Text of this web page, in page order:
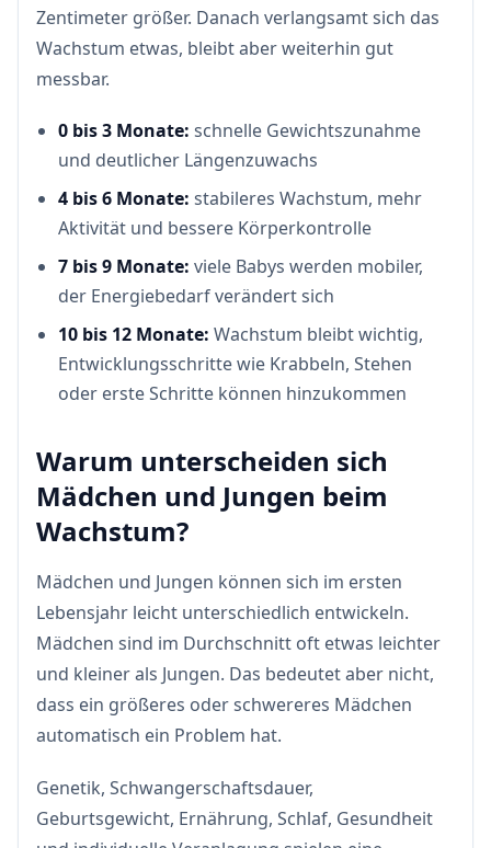
Zentimeter größer. Danach verlangsamt sich das
Wachstum etwas, bleibt aber weiterhin gut
messbar.
0 bis 3 Monate: schnelle Gewichtszunahme
und deutlicher Längenzuwachs
4 bis 6 Monate: stabileres Wachstum, mehr
Aktivität und bessere Körperkontrolle
7 bis 9 Monate: viele Babys werden mobiler,
der Energiebedarf verändert sich
10 bis 12 Monate: Wachstum bleibt wichtig,
Entwicklungsschritte wie Krabbeln, Stehen
oder erste Schritte können hinzukommen
Warum unterscheiden sich
Mädchen und Jungen beim
Wachstum?
Mädchen und Jungen können sich im ersten
Lebensjahr leicht unterschiedlich entwickeln.
Mädchen sind im Durchschnitt oft etwas leichter
und kleiner als Jungen. Das bedeutet aber nicht,
dass ein größeres oder schwereres Mädchen
automatisch ein Problem hat.
Genetik, Schwangerschaftsdauer,
Geburtsgewicht, Ernährung, Schlaf, Gesundheit